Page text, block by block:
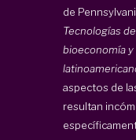
de
Tecnologías
bioeconomía y
aspectos de
resultan